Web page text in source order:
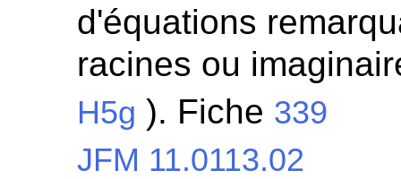
d'équations
racines ou
H5g ). Fiche 339
JFM 11.0113.02